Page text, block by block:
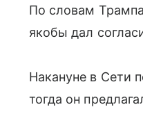
По словам
якобы дал
Накануне в Сети
тогда он